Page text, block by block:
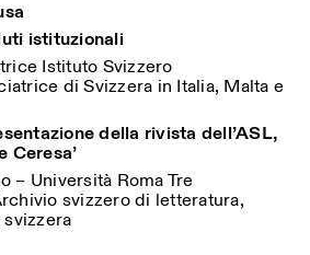
istituzionali
Istituto Svizzero
di Svizzera in Italia, Malta e
della rivista dell’ASL,
Ceresa’
– Università Roma Tre
svizzero di letteratura,